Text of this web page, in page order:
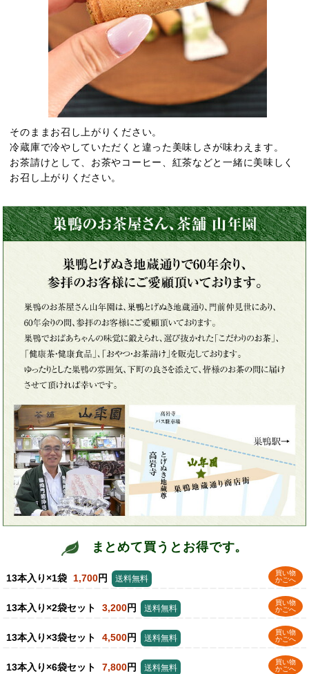
そのままお召し上がりください。
冷蔵庫で冷やしていただくと違った美味しさが味わえます。
お茶請けとして、お茶やコーヒー、紅茶などと一緒に美味しく
お召し上がりください。
まとめて買うとお得です。
13本入り×1袋 1,700円
買い物
かごへ
送料無料
13本入り×2袋セット 3,200円
買い物
かごへ
送料無料
13本入り×3袋セット 4,500円
買い物
かごへ
送料無料
13本入り×6袋セット 7,800円
買い物
かごへ
送料無料